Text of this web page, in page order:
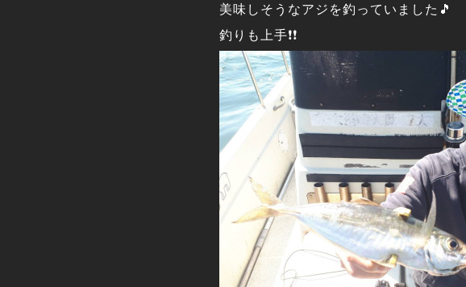
美味しそうなアジを釣っていました🎵
釣りも上手❗❗